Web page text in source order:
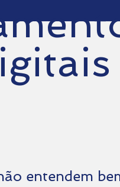
entendem